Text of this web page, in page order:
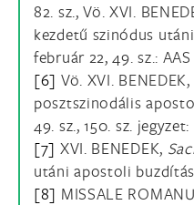
82. sz., Vö. XVI.
kezdetű szinódus
február 22, 49. sz.:
[6] Vö. XVI. BENEDEK,
posztszinodális
49. sz., 150. sz.
[7] XVI. BENEDEK,
utáni apostoli
[8] MISSALE